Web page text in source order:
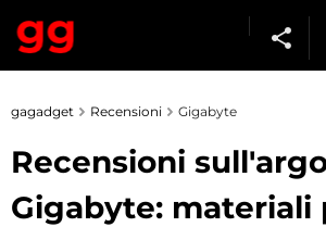
gagadget Recensioni Gigabyte
Recensioni
Gigabyte: materiali